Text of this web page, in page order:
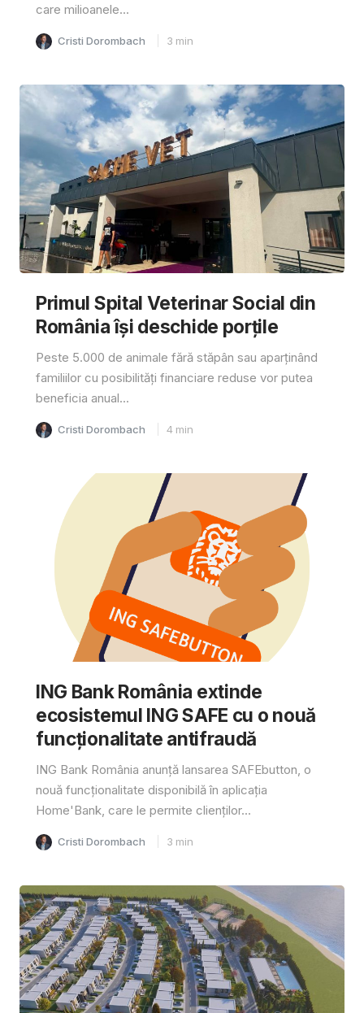
care milioanele...
Cristi Dorombach 3 min
Primul Spital Veterinar Social din
România își deschide porțile
Peste 5.000 de animale fără stăpân sau aparținând
familiilor cu posibilități financiare reduse vor putea
beneficia anual...
Cristi Dorombach 4 min
ING Bank România extinde
ecosistemul ING SAFE cu o nouă
funcționalitate antifraudă
ING Bank România anunță lansarea SAFEbutton, o
nouă funcționalitate disponibilă în aplicația
Home'Bank, care le permite clienților...
Cristi Dorombach 3 min